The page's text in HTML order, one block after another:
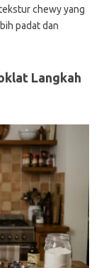
chewy yang
padat dan
Langkah